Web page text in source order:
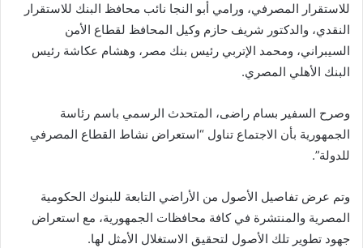
للاستقرار المصرفي، ورامي أبو النجا نائب محافظ البنك للاستقرار
النقدي، والدكتور شريف حازم وكيل المحافظ لقطاع الأمن
السيبراني، ومحمد الإتربي رئيس بنك مصر، وهشام عكاشة رئيس
البنك الأهلي المصري.
وصرح السفير بسام راضى، المتحدث الرسمي باسم رئاسة
الجمهورية بأن الاجتماع تناول “استعراض نشاط القطاع المصرفي
للدولة”.
وتم عرض تفاصيل الأصول من الأراضي التابعة للبنوك الحكومية
المصرية والمنتشرة في كافة محافظات الجمهورية، مع استعراض
جهود تطوير تلك الأصول لتحقيق الاستغلال الأمثل لها.